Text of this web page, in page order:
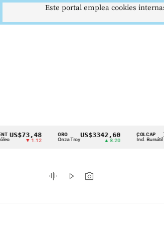
Cintillo
indicadores
económicos
▼ 1.12
ORO
Onza Troy
US$3342,60 COLCAP
Índ. Bursátil
graphic_eq play_arrow photo_camera
Este portal emplea cookies